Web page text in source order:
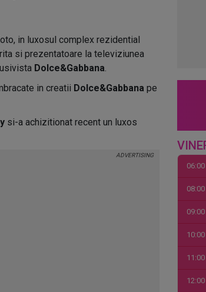
in luxosul complex rezidential
si prezentatoare la televiziunea
Dolce&Gabbana.
in creatii Dolce&Gabbana pe
si-a achizitionat recent un luxos
06:00
08:00
09:00
10:00
11:00
12:00